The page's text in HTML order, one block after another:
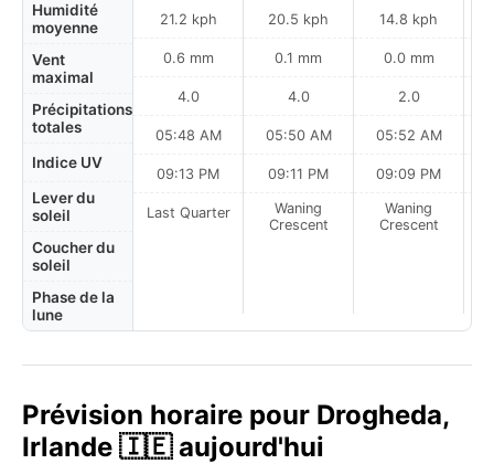
Humidité
moyenne
Vent
maximal
Précipitations
totales
Indice UV
Lever du
soleil
Coucher du
soleil
Phase de la
lune
21.2 kph
0.6 mm
4.0
05:48 AM
09:13 PM
Last Quarter
20.5 kph
0.1 mm
4.0
05:50 AM
09:11 PM
Waning
Crescent
14.8 kph
0.0 mm
2.0
05:52 AM
09:09 PM
Waning
Crescent
Prévision horaire pour Drogheda,
Irlande 🇮🇪 aujourd'hui